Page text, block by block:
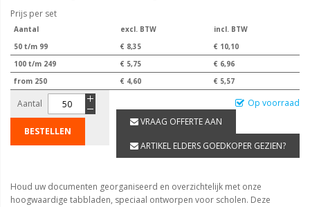
Prijs per set
Aantal excl. BTW
incl. BTW
50 t/m 99
€ 8,35
€ 10,10
100 t/m 249
€ 5,75
€ 6,96
from 250
€ 4,60 € 5,57
Op voorraad
Aantal
BESTELLEN
VRAAG OFFERTE AAN
ARTIKEL ELDERS GOEDKOPER GEZIEN?
Houd uw documenten georganiseerd en overzichtelijk met onze
hoogwaardige tabbladen, speciaal ontworpen voor scholen. Deze